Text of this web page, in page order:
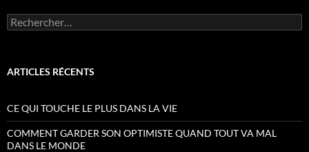
Rechercher :
ARTICLES RÉCENTS
CE QUI TOUCHE LE PLUS DANS LA VIE
COMMENT GARDER SON OPTIMISTE QUAND TOUT VA MAL
DANS LE MONDE